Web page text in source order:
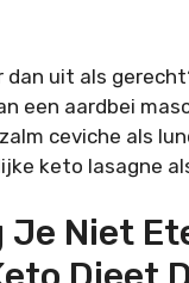
dan uit als
een aardbei
ceviche als
keto lasagne
Je Niet